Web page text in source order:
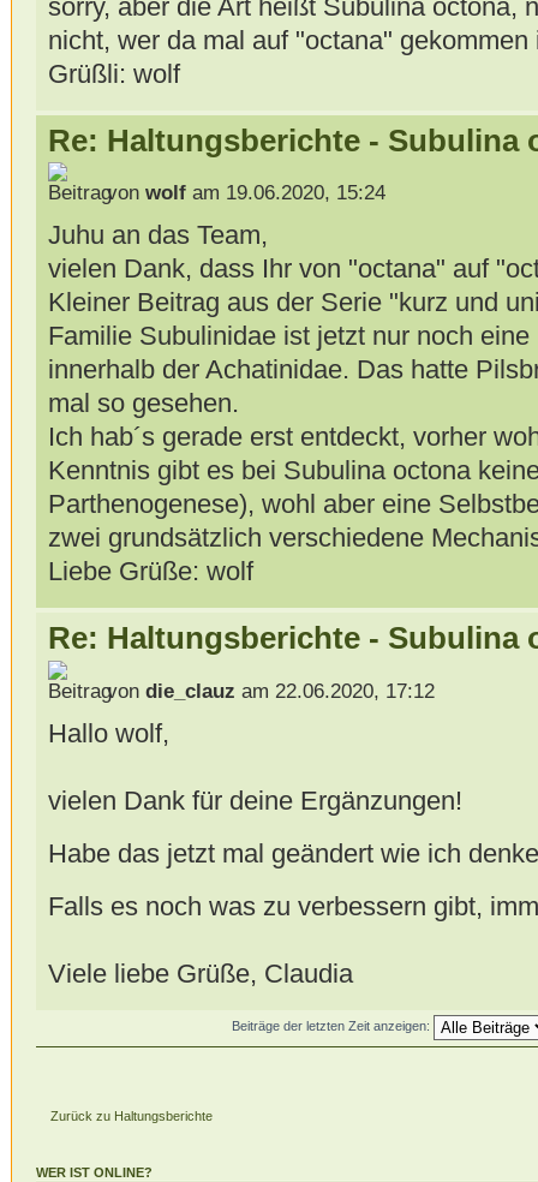
sorry, aber die Art heißt Subulina octona,
nicht, wer da mal auf "octana" gekommen
Grüßli: wolf
Re: Haltungsberichte - Subulina
von wolfam 19.06.2020, 15:24
Juhu an das Team,
vielen Dank, dass Ihr von "octana" auf
Kleiner Beitrag aus der Serie "kurz und
Familie Subulinidae ist jetzt nur noch
innerhalb der Achatinidae. Das hatte
mal so gesehen.
Ich hab´s gerade erst entdeckt, vorher
Kenntnis gibt es bei Subulina octona
Parthenogenese), wohl aber eine
zwei grundsätzlich verschiedene
Liebe Grüße: wolf
Re: Haltungsberichte - Subulina
von die_clauz am 22.06.2020, 17:12
Hallo wolf,
vielen Dank für deine Ergänzungen!
Habe das jetzt mal geändert wie ich
Falls es noch was zu verbessern gibt,
Viele liebe Grüße, Claudia
Beiträge der letzten Zeit anzeigen:
Zurück zu Haltungsberichte
WER IST ONLINE?